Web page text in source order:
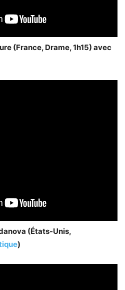
(France, Drame, 1h15) avec
(États-Unis,
)